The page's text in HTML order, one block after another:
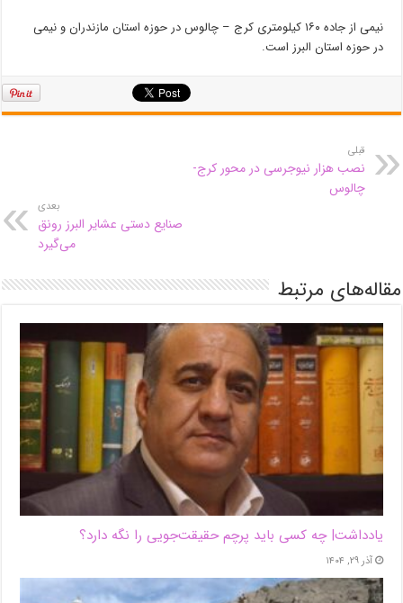
نیمی از جاده ۱۶۰ کیلومتری کرج – چالوس در حوزه استان مازندران و نیمی
در حوزه استان البرز است.
قبلی
نصب هزار نیوجرسی در محور کرج-
چالوس
بعدی
صنایع دستی عشایر البرز رونق
می‌گیرد
مقاله‌های مرتبط
یادداشت| ‌چه کسی باید پرچم حقیقت‌جویی را نگه دارد؟
آذر ۲۹, ۱۴۰۴